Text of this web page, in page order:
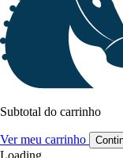
Subtotal do carrinho
Ver meu carrinho